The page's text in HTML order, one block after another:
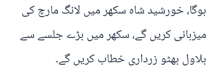
ہوگا، خورشید شاہ سکھر میں لانگ مارچ کی
میزبانی کریں گے، سکھر میں بڑے جلسے سے
بلاول بھٹو زرداری خطاب کریں گے۔